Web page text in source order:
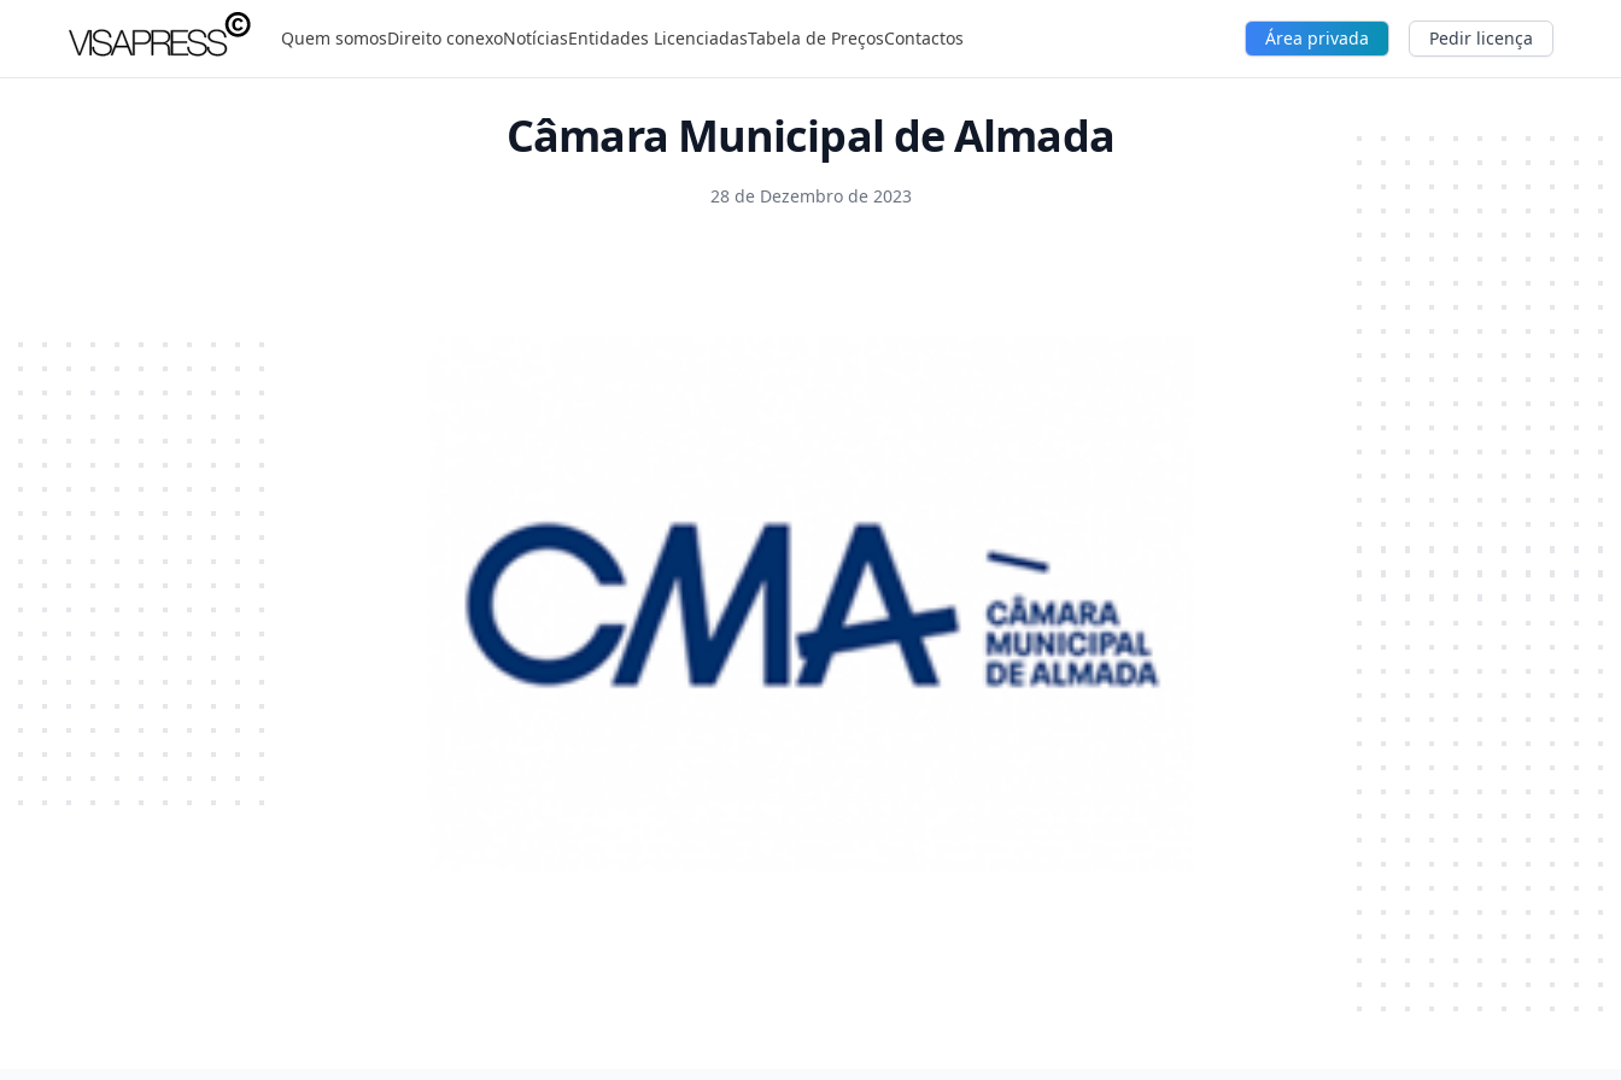
Visapress Quem somosDireito conexoNotíciasEntidades LicenciadasTabela de PreçosContactos Área privada Pedir licença
Câmara Municipal de Almada
28 de Dezembro de 2023